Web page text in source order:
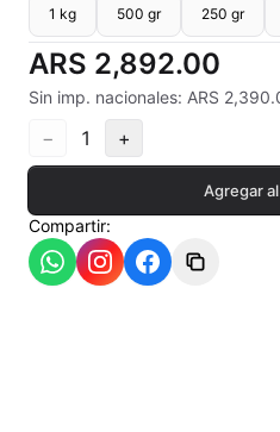
Contramoldes
Crayones cerámicos
Crisoles refractarios
Esmaltes Artisticos
1 kg 500 gr 250 gr
ARS 2,892.00
Sin imp. nacionales: ARS
− 1 +
Agregar
Compartir: